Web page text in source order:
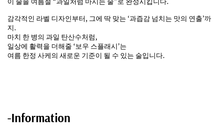
감각적인 라벨 디자인부터, 그에 딱 맞는 ‘과즙감 넘치는 맛의 연출’까
지.
마치 한 병의 과일 탄산수처럼,
일상에 활력을 더해줄 ‘보우 스플래시’는
여름 한정 사케의 새로운 기준이 될 수 있는 술입니다.
-Information